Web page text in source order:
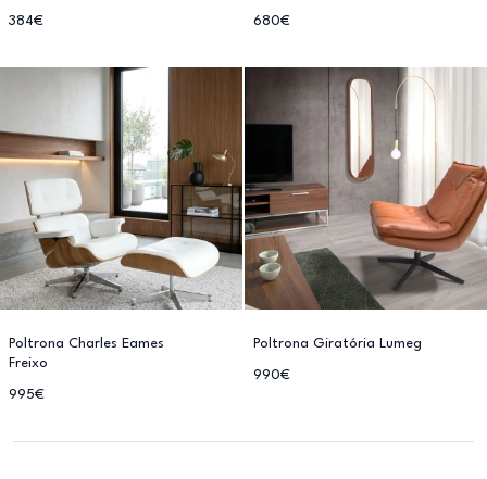
384€ 680€
Poltrona Charles Eames
Freixo
995€
Poltrona Giratória Lumeg
990€